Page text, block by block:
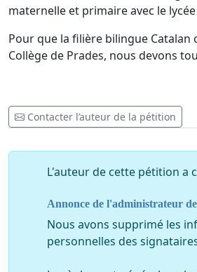
maternelle et primaire avec le
Pour que la filière bilingue Catalan
Collège de Prades, nous devons
Contacter l’auteur de la pétition
L'auteur de cette pétition a
Annonce de l'administrateur de
Nous avons supprimé les
personnelles des